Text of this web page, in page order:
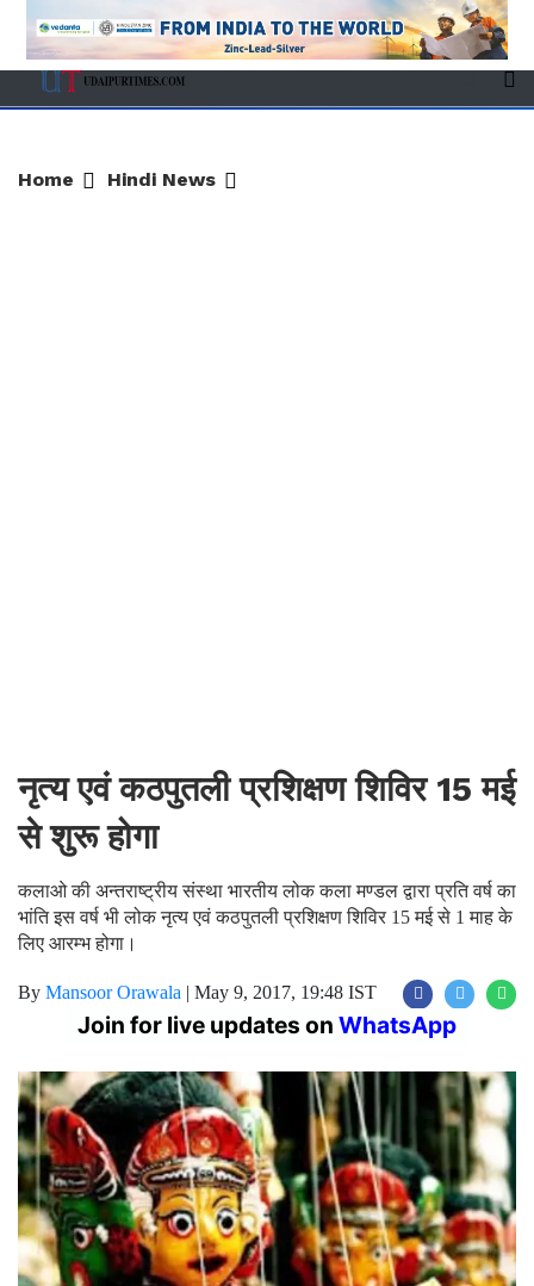
Home Hindi News
नृत्य एवं कठपुतली प्रशिक्षण शिविर 15 मई
से शुरू होगा
कलाओ की अन्तराष्ट्रीय संस्था भारतीय लोक कला मण्डल द्वारा प्रति वर्ष का
भांति इस वर्ष भी लोक नृत्य एवं कठपुतली प्रशिक्षण शिविर 15 मई से 1 माह के
लिए आरम्भ होगा।
By Mansoor Orawala | May 9, 2017, 19:48 IST
Join for live updates on WhatsApp